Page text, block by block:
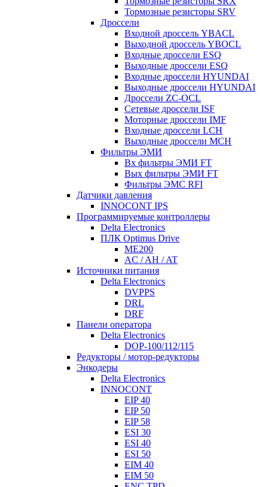
Тормозные резисторы SRV
Дроссели
Входной дроссель YBACL
Выходной дроссель YBOCL
Входные дроссели ESQ
Выходные дроссели ESQ
Входные дроссели HYUNDAI
Выходные дроссели HYUNDAI
Дроссели ZC-OCL
Сетевые дроссели ISF
Моторные дроссели IMF
Входные дроссели LCH
Выходные дроссели MCH
Фильтры ЭМИ
Вх фильтры ЭМИ FT
Вых фильтры ЭМИ FT
Фильтры ЭМС RFI
Датчики давления
INNOCONT IPS
Программируемые контроллеры
Delta Electronics
ПЛК Optimus Drive
ME200
AC / AH / AT
Источники питания
Delta Electronics
DVPPS
DRL
DRF
Панели оператора
Delta Electronics
DOP-100/112/115
Редукторы / мотор-редукторы
Энкодеры
Delta Electronics
INNOCONT
EIP 40
EIP 50
EIP 58
ESI 30
ESI 40
ESI 50
EIM 40
EIM 50